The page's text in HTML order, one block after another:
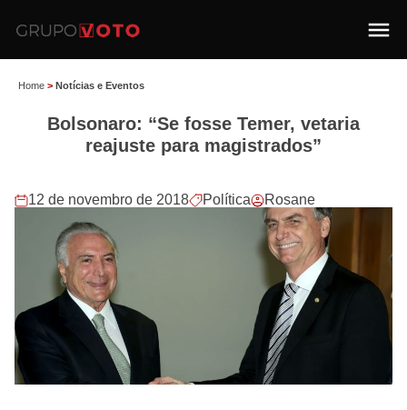
Home > Notícias e Eventos
Bolsonaro: “Se fosse Temer, vetaria
reajuste para magistrados”
12 de novembro de 2018 Política Rosane